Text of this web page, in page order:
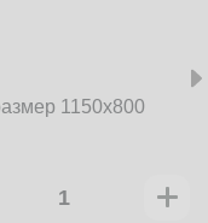
1150x800